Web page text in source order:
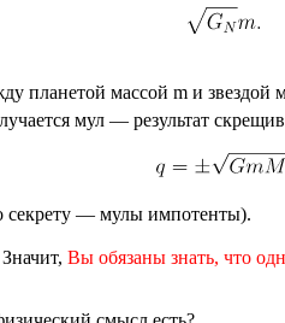
планетой массой m и звездой
мул — результат
секрету — мулы импотенты).
Вы обязаны знать, что